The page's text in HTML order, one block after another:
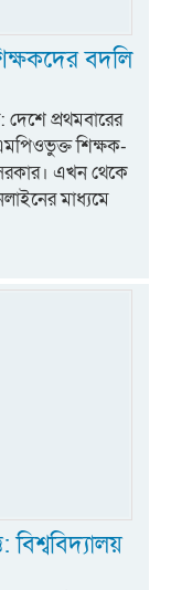
বদলি
প্রথমবারের
শিক্ষক-
এখন থেকে
মাধ্যমে